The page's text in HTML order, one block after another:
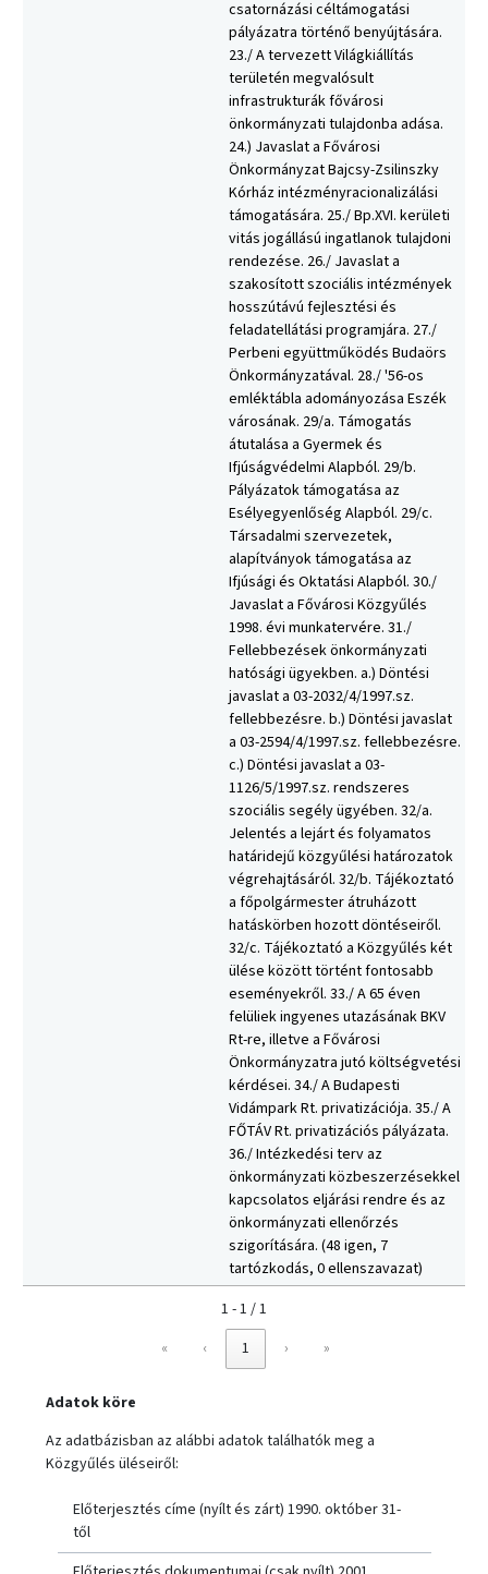
csatornázási céltámogatási
pályázatra történő benyújtására.
23./ A tervezett Világkiállítás
területén megvalósult
infrastrukturák fővárosi
önkormányzati tulajdonba adása.
24.) Javaslat a Fővárosi
Önkormányzat Bajcsy-Zsilinszky
Kórház intézményracionalizálási
támogatására. 25./ Bp.XVI. kerületi
vitás jogállású ingatlanok tulajdoni
rendezése. 26./ Javaslat a
szakosított szociális intézmények
hosszútávú fejlesztési és
feladatellátási programjára. 27./
Perbeni együttműködés Budaörs
Önkormányzatával. 28./ '56-os
emléktábla adományozása Eszék
városának. 29/a. Támogatás
átutalása a Gyermek és
Ifjúságvédelmi Alapból. 29/b.
Pályázatok támogatása az
Esélyegyenlőség Alapból. 29/c.
Társadalmi szervezetek,
alapítványok támogatása az
Ifjúsági és Oktatási Alapból. 30./
Javaslat a Fővárosi Közgyűlés
1998. évi munkatervére. 31./
Fellebbezések önkormányzati
hatósági ügyekben. a.) Döntési
javaslat a 03-2032/4/1997.sz.
fellebbezésre. b.) Döntési javaslat
a 03-2594/4/1997.sz. fellebbezésre.
c.) Döntési javaslat a 03-
1126/5/1997.sz. rendszeres
szociális segély ügyében. 32/a.
Jelentés a lejárt és folyamatos
határidejű közgyűlési határozatok
végrehajtásáról. 32/b. Tájékoztató
a főpolgármester átruházott
hatáskörben hozott döntéseiről.
32/c. Tájékoztató a Közgyűlés két
ülése között történt fontosabb
eseményekről. 33./ A 65 éven
felüliek ingyenes utazásának BKV
Rt-re, illetve a Fővárosi
Önkormányzatra jutó költségvetési
kérdései. 34./ A Budapesti
Vidámpark Rt. privatizációja. 35./ A
FŐTÁV Rt. privatizációs pályázata.
36./ Intézkedési terv az
önkormányzati közbeszerzésekkel
kapcsolatos eljárási rendre és az
önkormányzati ellenőrzés
szigorítására. (48 igen, 7
tartózkodás, 0 ellenszavazat)
1 - 1 / 1
«
‹ 1 › »
Adatok köre
Az adatbázisban az alábbi adatok találhatók meg a
Közgyűlés üléseiről:
Előterjesztés címe (nyílt és zárt) 1990. október 31-
től